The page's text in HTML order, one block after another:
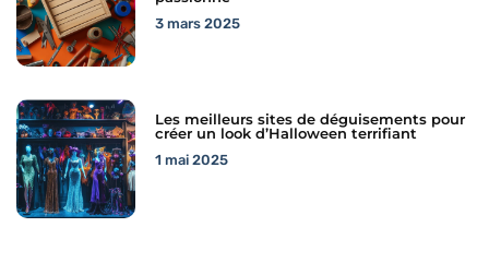
3 mars 2025
Les meilleurs sites de déguisements pour
créer un look d’Halloween terrifiant
1 mai 2025